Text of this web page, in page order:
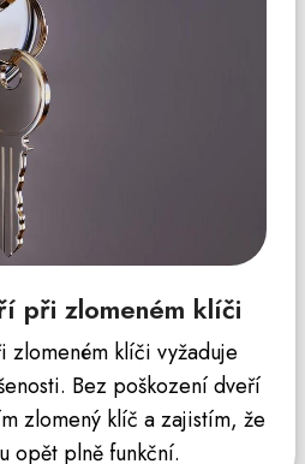
při zlomeném klíči
klíči vyžaduje
Bez poškození dveří
zlomený klíč a zajistím, že
opět plně funkční.